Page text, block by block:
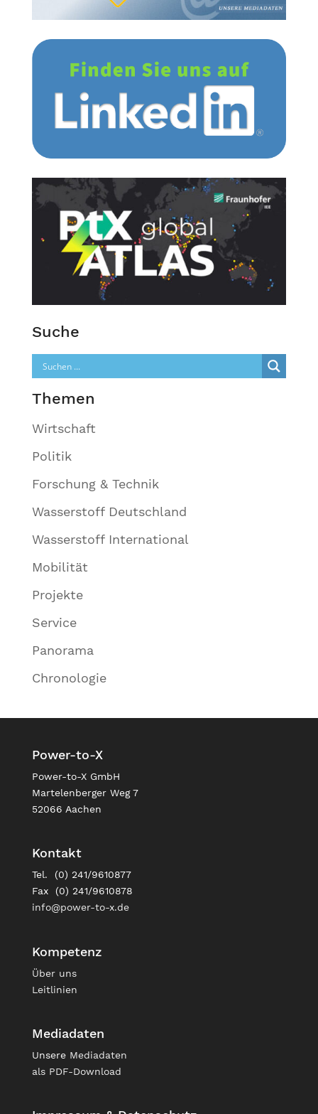
Suche
Themen
Wirtschaft
Politik
Forschung & Technik
Wasserstoff Deutschland
Wasserstoff International
Mobilität
Projekte
Service
Panorama
Chronologie
Power-to-X
Power-to-X GmbH
Martelenberger Weg 7
52066 Aachen
Kontakt
Tel. (0) 241/9610877
Fax (0) 241/9610878
info@power-to-x.de
Kompetenz
Über uns
Leitlinien
Mediadaten
Unsere Mediadaten
als PDF-Download